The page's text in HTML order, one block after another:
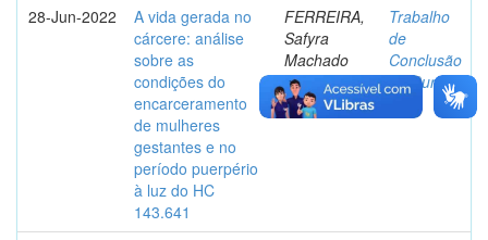
28-Jun-2022
A vida gerada no
cárcere: análise
sobre as
condições do
encarceramento
de mulheres
gestantes e no
período puerpério
à luz do HC
143.641
FERREIRA,
Safyra
Machado
Trabalho
de
Conclusão
de Curso